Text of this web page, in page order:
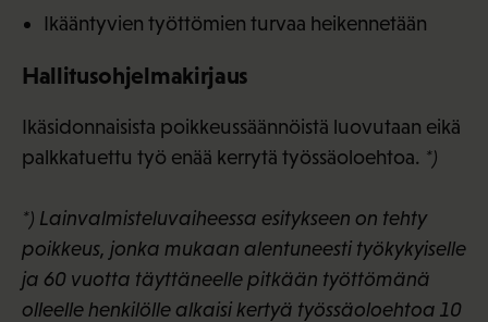
Ikääntyvien työttömien turvaa heikennetään
Hallitusohjelmakirjaus
Ikäsidonnaisista poikkeussäännöistä luovutaan eikä
palkkatuettu työ enää kerrytä työssäoloehtoa. *)
*) Lainvalmisteluvaiheessa esitykseen on tehty
poikkeus, jonka mukaan alentuneesti työkykyiselle
ja 60 vuotta täyttäneelle pitkään työttömänä
olleelle henkilölle alkaisi kertyä työssäoloehtoa 10